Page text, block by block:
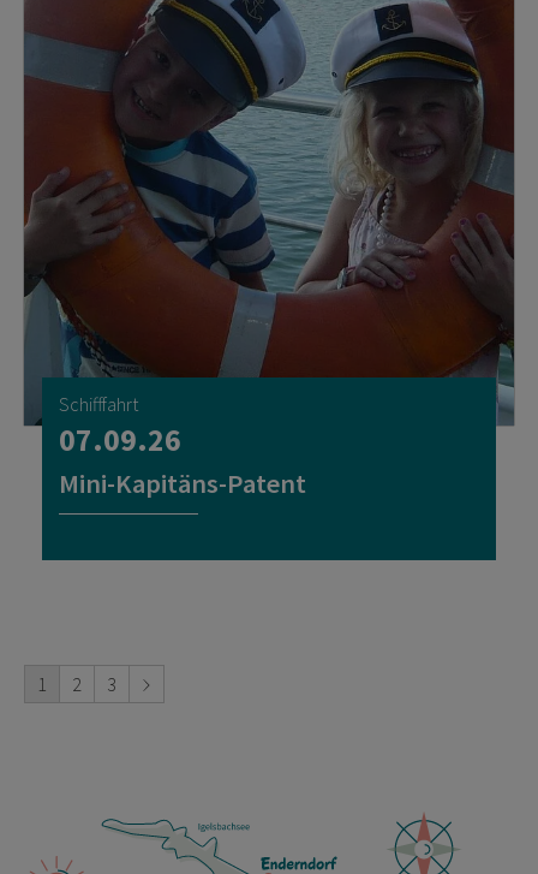
Schifffahrt
07.09.26
Mini-Kapitäns-Patent
1 2 3